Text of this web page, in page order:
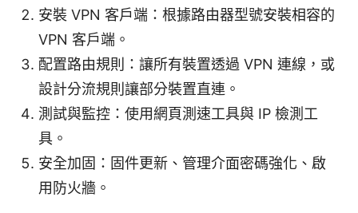
安裝 VPN 客戶端：根據路由器型號安裝相容的
VPN 客戶端。
配置路由規則：讓所有裝置透過 VPN 連線，或
設計分流規則讓部分裝置直連。
測試與監控：使用網頁測速工具與 IP 檢測工
具。
安全加固：固件更新、管理介面密碼強化、啟
用防火牆。